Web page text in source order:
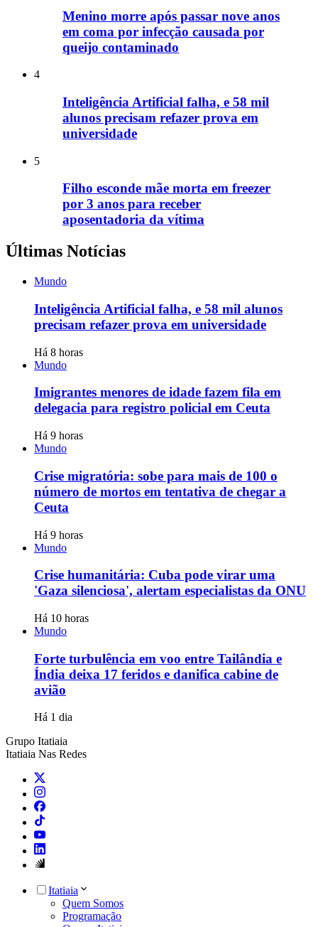
Menino morre após passar nove anos
em coma por infecção causada por
queijo contaminado
4
Inteligência Artificial falha, e 58 mil
alunos precisam refazer prova em
universidade
5
Filho esconde mãe morta em freezer
por 3 anos para receber
aposentadoria da vítima
Últimas Notícias
Mundo
Inteligência Artificial falha, e 58 mil alunos
precisam refazer prova em universidade
Há 8 horas
Mundo
Imigrantes menores de idade fazem fila em
delegacia para registro policial em Ceuta
Há 9 horas
Mundo
Crise migratória: sobe para mais de 100 o
número de mortos em tentativa de chegar a
Ceuta
Há 9 horas
Mundo
Crise humanitária: Cuba pode virar uma
'Gaza silenciosa', alertam especialistas da ONU
Há 10 horas
Mundo
Forte turbulência em voo entre Tailândia e
Índia deixa 17 feridos e danifica cabine de
avião
Há 1 dia
Grupo Itatiaia
Itatiaia Nas Redes
Itatiaia
Quem Somos
Programação